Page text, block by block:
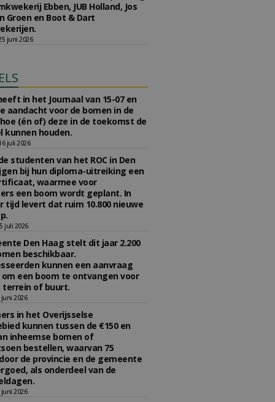
Ebben, JUB Holland, Jos
Groen en Boot & Dart
juni 2026
in het Journaal van 15-07 en
aandacht voor de bomen in de
(én of) deze in de toekomst de
kunnen houden.
juli 2026
studenten van het ROC in Den
bij hun diploma-uitreiking een
waarmee voor
een boom wordt geplant. In
tijd levert dat ruim 10.800 nieuwe
juli 2026
Den Haag stelt dit jaar 2.200
beschikbaar.
kunnen een aanvraag
om een boom te ontvangen voor
terrein of buurt.
2026
in het Overijsselse
kunnen tussen de €150 en
inheemse bomen of
bestellen, waarvan 75
de provincie en de gemeente
als onderdeel van de
2026